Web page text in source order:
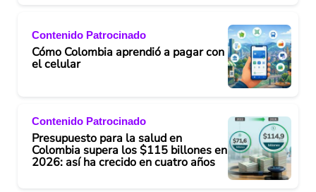
Contenido Patrocinado
Cómo Colombia aprendió a pagar con
el celular
Contenido Patrocinado
Presupuesto para la salud en
Colombia supera los $115 billones en
2026: así ha crecido en cuatro años